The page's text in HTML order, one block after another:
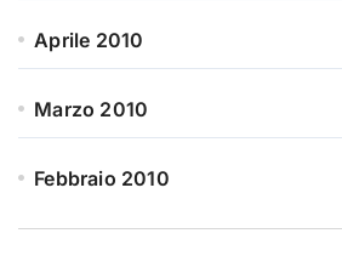
Aprile 2010
Marzo 2010
Febbraio 2010